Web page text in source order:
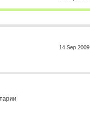
14 Sep 2009